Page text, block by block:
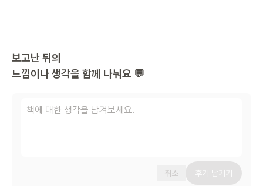
보고난 뒤의
느낌이나 생각을 함께 나눠요 💬
취소 후기 남기기